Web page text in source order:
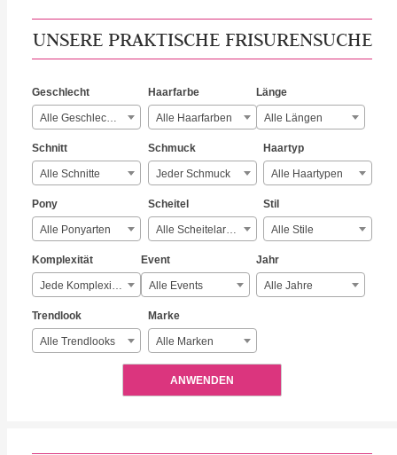
UNSERE PRAKTISCHE FRISURENSUCHE
Geschlecht
Alle Geschlechter
Haarfarbe
Alle Haarfarben
Länge
Alle Längen
Schnitt
Alle Schnitte
Schmuck
Jeder Schmuck
Haartyp
Alle Haartypen
Pony
Alle Ponyarten
Scheitel
Alle Scheitelarten
Stil
Alle Stile
Komplexität
Jede Komplexität
Event
Alle Events
Jahr
Alle Jahre
Trendlook
Alle Trendlooks
Marke
Alle Marken
ANWENDEN